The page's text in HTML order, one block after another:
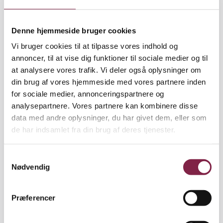
Denne hjemmeside bruger cookies
Vi bruger cookies til at tilpasse vores indhold og
annoncer, til at vise dig funktioner til sociale medier og til
at analysere vores trafik. Vi deler også oplysninger om
din brug af vores hjemmeside med vores partnere inden
for sociale medier, annonceringspartnere og
analysepartnere. Vores partnere kan kombinere disse
data med andre oplysninger, du har givet dem, eller som
de har indsamlet fra din brug af deres tjenester.
Nødvendig
Præferencer
2. Opdel teksten i flere afsnit med mellemrum, så
der kommer luft, og læseren kan nå at trække vejret
mellem de mange informationer. Brug indryk ved
nyt afsnit og skriv gerne nogle af afsnittene
sammen.
Minisolbær', 'Tur en gang om ugen' og 'Rent
praktisk'. Det vil gøre det lettere for læseren at